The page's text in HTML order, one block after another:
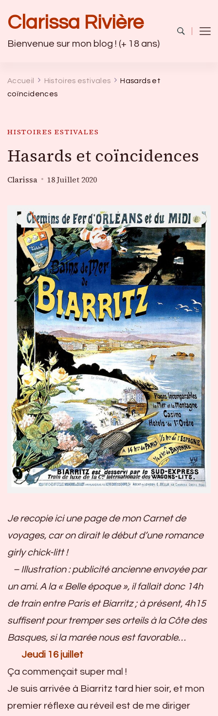
Clarissa Rivière
Bienvenue sur mon blog ! (+ 18 ans)
Accueil Histoires estivales
Hasards et
coïncidences
HISTOIRES ESTIVALES
Hasards et coïncidences
Clarissa 18 Juillet 2020
Je recopie ici une page de mon Carnet de
voyages, car on dirait le début d’une romance
girly chick-litt !
– Illustration : publicité ancienne envoyée par
un ami. A la « Belle époque », il fallait donc 14h
de train entre Paris et Biarritz ; à présent, 4h15
suffisent pour tremper ses orteils à la Côte des
Basques, si la marée nous est favorable…
Jeudi 16 juillet
Ça commençait super mal !
Je suis arrivée à Biarritz tard hier soir, et mon
premier réflexe au réveil est de me diriger